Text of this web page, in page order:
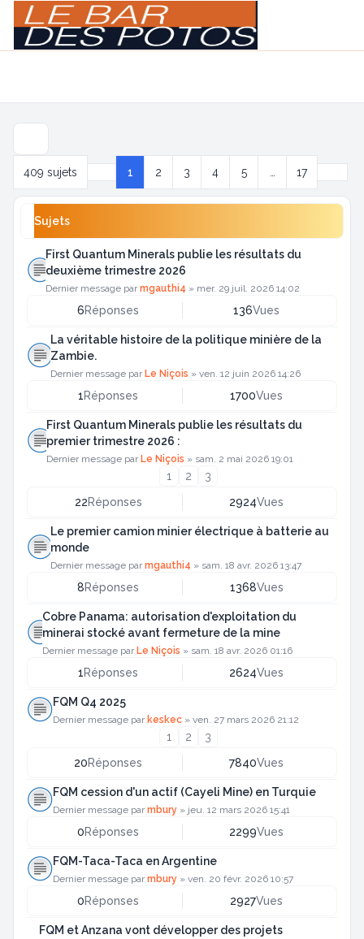
409 sujets
Page 1sur 17
1 2 3 4 5 17
Sujets
First Quantum Minerals publie les résultats du
deuxième trimestre 2026
Dernier message parmgauthi4 » mer. 29 juil. 2026 14:02
6Réponses 136Vues
La véritable histoire de la politique minière de la
Zambie.
Dernier message par Le Niçois » ven. 12 juin 2026 14:26
1Réponses 1700Vues
First Quantum Minerals publie les résultats du
premier trimestre 2026 :
Dernier message par Le Niçois » sam. 2 mai 2026 19:01
1 2
3
22Réponses 2924Vues
Le premier camion minier électrique à batterie au
monde
Dernier message parmgauthi4 » sam. 18 avr. 2026 13:47
8Réponses 1368Vues
Cobre Panama: autorisation d'exploitation du
minerai stocké avant fermeture de la mine
Dernier message par Le Niçois » sam. 18 avr. 2026 01:16
1Réponses 2624Vues
FQM Q4 2025
Dernier message par keskec » ven. 27 mars 2026 21:12
1 2
3
20Réponses 7840Vues
FQM cession d'un actif (Cayeli Mine) en Turquie
Dernier message parmbury » jeu. 12 mars 2026 15:41
0Réponses 2299Vues
FQM-Taca-Taca en Argentine
Dernier message parmbury » ven. 20 févr. 2026 10:57
0Réponses 2927Vues
FQM et Anzana vont développer des projets